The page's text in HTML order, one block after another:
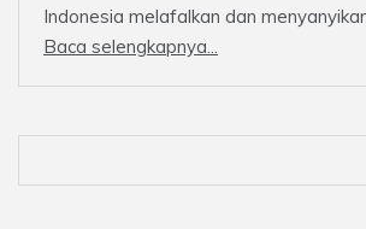
Indonesia melafalkan dan
Baca selengkapnya...